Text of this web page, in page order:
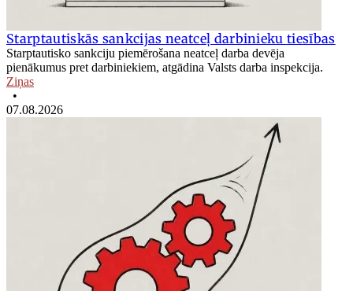
Starptautiskās sankcijas neatceļ darbinieku tiesības
Starptautisko sankciju piemērošana neatceļ darba devēja
pienākumus pret darbiniekiem, atgādina Valsts darba inspekcija.
Ziņas
•
07.08.2026